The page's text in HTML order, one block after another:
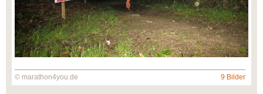
© marathon4you.de 9 Bilder